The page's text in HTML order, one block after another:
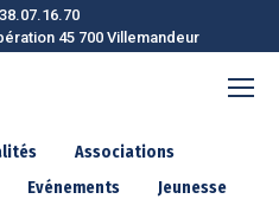
45 700 Villemandeur
Associations
Evénements
Jeunesse